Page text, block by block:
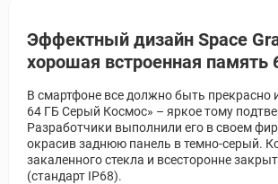
Эффектный дизайн Space
хорошая встроенная память
В смартфоне все должно быть прекрасно
64 ГБ Серый Космос» – яркое тому
Разработчики выполнили его в своем
окрасив заднюю панель в темно-серый.
закаленного стекла и всесторонне
(стандарт IP68).